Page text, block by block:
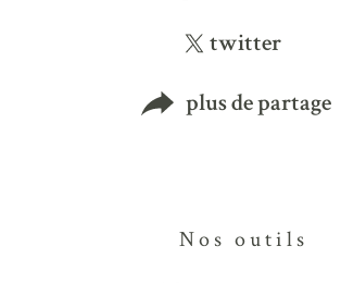
twitter
plus de partage
Nos outils